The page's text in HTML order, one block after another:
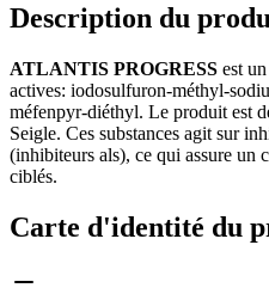
Description du
ATLANTIS PROGRESS est
actives: iodosulfuron-méthyl-
méfenpyr-diéthyl. Le produit est
Seigle. Ces substances agit sur
(inhibiteurs als), ce qui assure un
ciblés.
Carte d'identité du